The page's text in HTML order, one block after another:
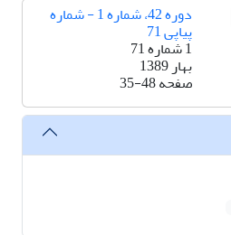
دوره 42، شماره 1 - شماره
پیاپی 71
1 شماره 71
بهار 1389
صفحه35-48